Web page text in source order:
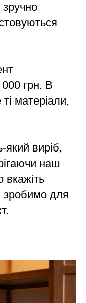
грн. В
матеріали,
виріб,
наш
вкажіть
зробимо для